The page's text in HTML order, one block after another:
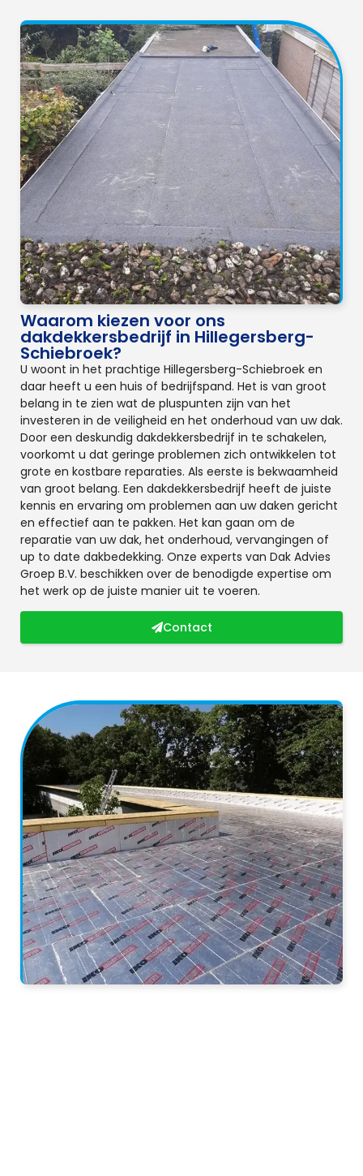
Waarom kiezen voor ons
dakdekkersbedrijf in Hillegersberg-
Schiebroek?
U woont in het prachtige Hillegersberg-Schiebroek en
daar heeft u een huis of bedrijfspand. Het is van groot
belang in te zien wat de pluspunten zijn van het
investeren in de veiligheid en het onderhoud van uw dak.
Door een deskundig dakdekkersbedrijf in te schakelen,
voorkomt u dat geringe problemen zich ontwikkelen tot
grote en kostbare reparaties. Als eerste is bekwaamheid
van groot belang. Een dakdekkersbedrijf heeft de juiste
kennis en ervaring om problemen aan uw daken gericht
en effectief aan te pakken. Het kan gaan om de
reparatie van uw dak, het onderhoud, vervangingen of
up to date dakbedekking. Onze experts van Dak Advies
Groep B.V. beschikken over de benodigde expertise om
het werk op de juiste manier uit te voeren.
Contact